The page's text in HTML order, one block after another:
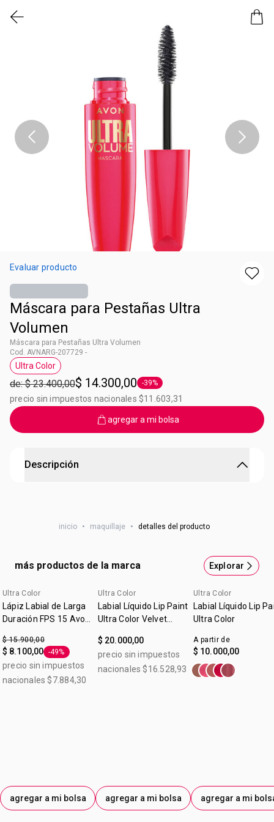
Evaluar producto
Máscara para Pestañas Ultra
Volumen
Máscara para Pestañas Ultra Volumen
Cod. AVNARG-207729 -
Etiqueta Ultra Color
Ultra Color
de: $ 23.400,00$ 14.300,00 Etiqueta -39%
-39%
precio sin impuestos nacionales $11.603,31
agregar a mi bolsa
Descripción
¡AHORA MÁS HIDRATANTE, CON ACEITE DE MARULA Y
INSTANTE Y POR MÁS TIEMPO* • Ahora con aceite
demarula.• Textura suave y flexible. Libre de grumos.•
Volumen instantáneo que dura todo el día.* Cepillo
anatómico: permite acercarse al máximo y dar volumen a
las pestañas desde la base.Tecnología AmpliFibre con
a cada pestaña FÁCIL DE REMOVERLIBRE DE PARABENOS
*Basado en un estudio realizado con 120 consumidores
inicio • maquillaje • detalles del producto
más productos de la marca Explorar
Ultra Color
Lápiz Labial de Larga
Duración FPS 15 Avon
$ 15.900,00
$ 8.100,00 Etiqueta -49%
-49%
precio sin impuestos
nacionales $7.884,30
agregar a mi bolsa
Ultra Color
Labial Líquido Lip Paint
Ultra Color Velvet
$ 20.000,00
precio sin impuestos
nacionales $16.528,93
agregar a mi bolsa
Ultra Color
Labial Líquido Lip
Ultra Color
A partir de
$ 10.000,00
agregar a mi